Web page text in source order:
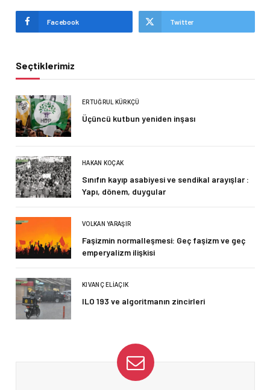
Facebook Twitter
Seçtiklerimiz
ERTUĞRUL KÜRKÇÜ
Üçüncü kutbun yeniden inşası
HAKAN KOÇAK
Sınıfın kayıp asabiyesi ve sendikal arayışlar :
Yapı, dönem, duygular
VOLKAN YARAŞIR
Faşizmin normalleşmesi: Geç faşizm ve geç
emperyalizm ilişkisi
KIVANÇ ELIAÇIK
ILO 193 ve algoritmanın zincirleri